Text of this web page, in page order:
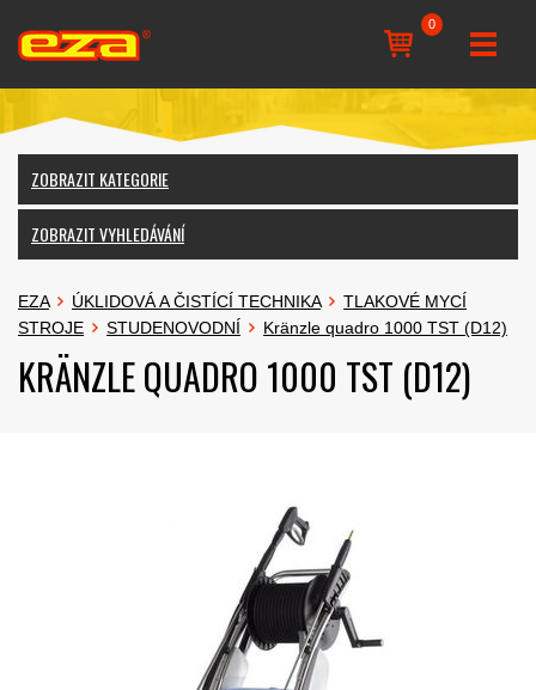
0
ZOBRAZIT KATEGORIE
ZOBRAZIT VYHLEDÁVÁNÍ
EZA ÚKLIDOVÁ A ČISTÍCÍ TECHNIKA
TLAKOVÉ MYCÍ
STROJE
STUDENOVODNÍ Kränzle quadro 1000 TST (D12)
KRÄNZLE QUADRO 1000 TST (D12)